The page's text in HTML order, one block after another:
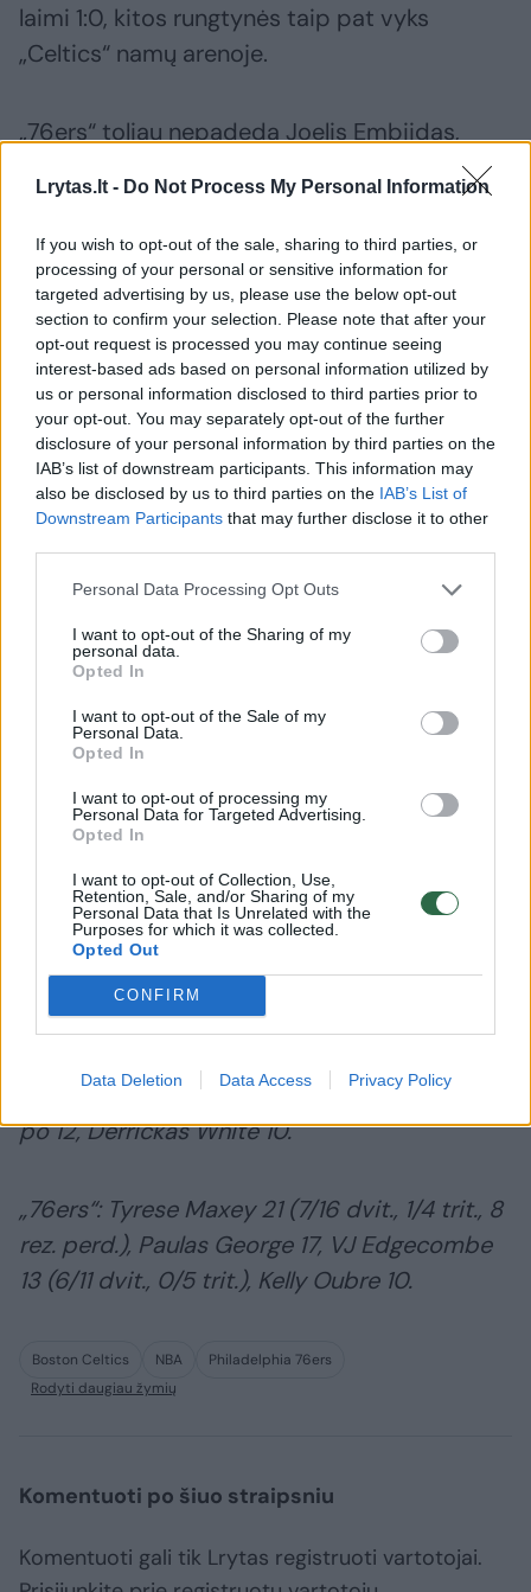
Lrytas.lt - Do Not Process My Personal Information
If you wish to opt-out of the sale, sharing to third parties, or
processing of your personal or sensitive information for
targeted advertising by us, please use the below opt-out
section to confirm your selection. Please note that after your
opt-out request is processed you may continue seeing
interest-based ads based on personal information utilized by
us or personal information disclosed to third parties prior to
your opt-out. You may separately opt-out of the further
disclosure of your personal information by third parties on the
IAB’s list of downstream participants. This information may
also be disclosed by us to third parties on the IAB’s List of
Downstream Participants that may further disclose it to other
Personal Data Processing Opt Outs
I want to opt-out of the Sharing of my
personal data.
Opted In
I want to opt-out of the Sale of my
Personal Data.
Opted In
I want to opt-out of processing my
Personal Data for Targeted Advertising.
Opted In
I want to opt-out of Collection, Use,
Retention, Sale, and/or Sharing of my
Personal Data that Is Unrelated with the
Purposes for which it was collected.
Opted Out
CONFIRM
Data Deletion Data Access Privacy Policy
laimi 1:0, kitos rungtynės taip pat vyks
„Celtics“ namų arenoje.
„76ers“ toliau nepadeda Joelis Embiidas,
„Celtics“ nei karto neatsiliko ir jau po pirmojo
kėlinio pirmavo 15 taškų persvara. Vėliau
komandas skyrė ir 33 taškai.
Susiję straipsniai
Savo vaidmenį turėjęs J.
Valančiūnas atsidarė pergalių
mačuose
„Celtics“: Jaylenas Brownas 26 (9/19 dvit.),
Jaysonas Tatumas 25 (8/10 dvit., 1/7 trit., 11
atk. kam., 7 rez. perd.), Neemias Queta 13 (5/5
perd.) ir Samas Hauseris (4/6 trit., 7 atk. kam.)
po 12, Derrickas White 10.
„76ers“: Tyrese Maxey 21 (7/16 dvit., 1/4 trit., 8
rez. perd.), Paulas George 17, VJ Edgecombe
13 (6/11 dvit., 0/5 trit.), Kelly Oubre 10.
Boston Celtics NBA
Philadelphia 76ers
Rodyti daugiau žymių
Komentuoti po šiuo straipsniu
Komentuoti gali tik Lrytas registruoti vartotojai.